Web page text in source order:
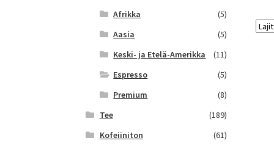
Afrikka
(5)
Aasia
(5)
Keski- ja Etelä-Amerikka
(11)
Espresso
(5)
Premium
(8)
Tee
(189)
Kofeiiniton
(61)